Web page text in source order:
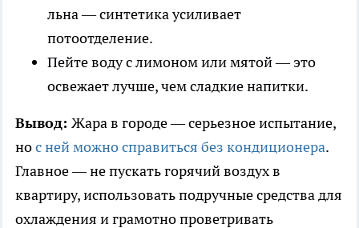
льна — синтетика усиливает
потоотделение.
Пейте воду с лимоном или мятой — это
освежает лучше, чем сладкие напитки.
Вывод: Жара в городе — серьезное испытание,
нос ней можно справиться без кондиционера.
Главное — не пускать горячий воздух в
квартиру, использовать подручные средства для
охлаждения и грамотно проветривать